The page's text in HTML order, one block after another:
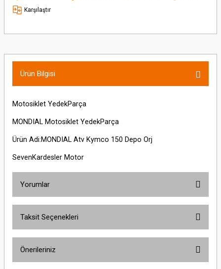
Karşılaştır
Ürün Bilgisi
Motosiklet YedekParça
MONDIAL Motosiklet YedekParça
Ürün Adi:MONDIAL Atv Kymco 150 Depo Orj
SevenKardesler Motor
Yorumlar
Taksit Seçenekleri
Önerileriniz